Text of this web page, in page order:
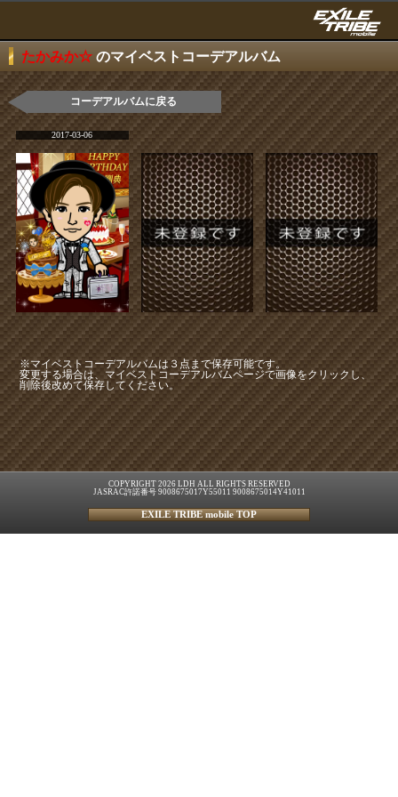
たかみか☆ のマイベストコーデアルバム
コーデアルバムに戻る
2017-03-06
※マイベストコーデアルバムは３点まで保存可能です。
変更する場合は、マイベストコーデアルバムページで画像をクリックし、
削除後改めて保存してください。
COPYRIGHT 2026 LDH ALL RIGHTS RESERVED
JASRAC許諾番号 9008675017Y55011 9008675014Y41011
EXILE TRIBE mobile TOP